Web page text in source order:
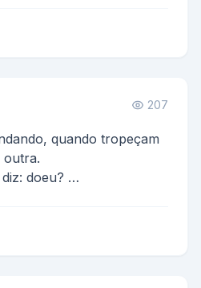
207
quando tropeçam
outra.
doeu?